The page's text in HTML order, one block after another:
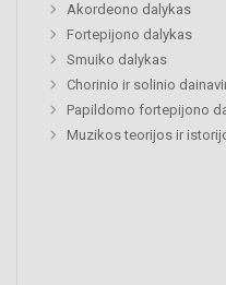
Akordeono dalykas
Fortepijono dalykas
Smuiko dalykas
Chorinio ir solinio
Papildomo fortepijono
Muzikos teorijos ir